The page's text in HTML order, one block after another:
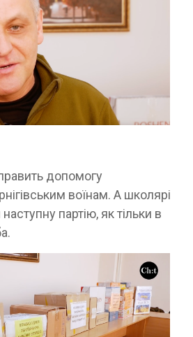
допомогу
воїнам. А школярі
партію, як тільки в